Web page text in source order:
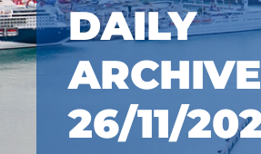
DAILY
26/11/